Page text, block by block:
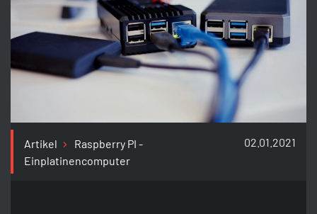
Artikel
Raspberry PI -
Einplatinencomputer
02.01.2021